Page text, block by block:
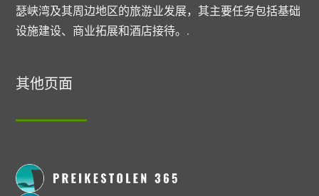
瑟峡湾及其周边地区的旅游业发展，其主要任务包括基础
设施建设、商业拓展和酒店接待。.
其他页面